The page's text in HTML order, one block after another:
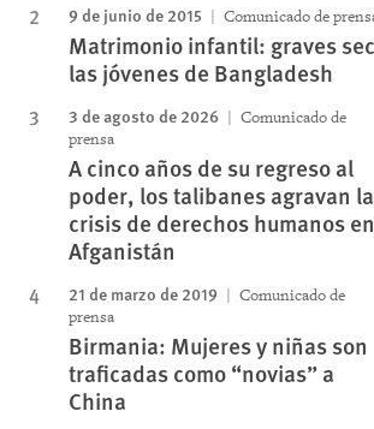
9 de junio de 2015 Comunicado de
Matrimonio infantil: graves
las jóvenes de Bangladesh
3 de agosto de 2026
Comunicado de
prensa
A cinco años de su regreso al
poder, los talibanes agravan la
crisis de derechos humanos en
Afganistán
21 de marzo de 2019
Comunicado de
prensa
Birmania: Mujeres y niñas son
traficadas como “novias” a
China